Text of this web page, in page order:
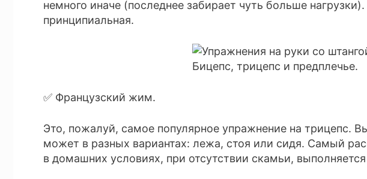
немного иначе (последнее забирает чуть больше
принципиальная.
✅ Французский жим.
Это, пожалуй, самое популярное упражнение на трицепс.
может в разных вариантах: лежа, стоя или сидя. Самый
в домашних условиях, при отсутствии скамьи,